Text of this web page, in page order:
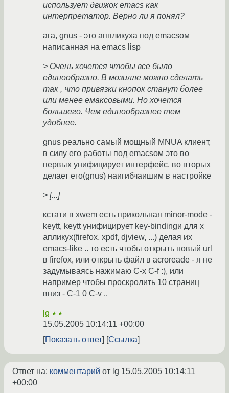
использует движок emacs как
интерпретатор. Верно ли я понял?
ага, gnus - это аппликуха под emacsом
написанная на emacs lisp
> Очень хочется чтобы все было
единообразно. В мозилле можно сделать
так , что привязки кнопок станут более
или менее емаксовыми. Но хочется
большего. Чем единообразнее тем
удобнее.
gnus реально самый мощный MNUA клиент,
в силу его работы под emacsом это во
первых унифицирует интерфейс, во вторых
делает его(gnus) наигибчаишим в настройке
> [...]
кстати в xwem есть прикольная minor-mode -
keytt, keytt унифицирует key-bindingи для x
апликух(firefox, xpdf, djview, ...) делая их
emacs-like .. то есть чтобы открыть новый url
в firefox, или открыть файл в acroreade - я не
задумываясь нажимаю C-x C-f :), или
например чтобы проскролить 10 страниц
вниз - C-1 0 C-v ..
lg ★★
15.05.2005 10:14:11 +00:00
Показать ответ
Ссылка
Ответ на: комментарий от lg 15.05.2005 10:14:11
+00:00